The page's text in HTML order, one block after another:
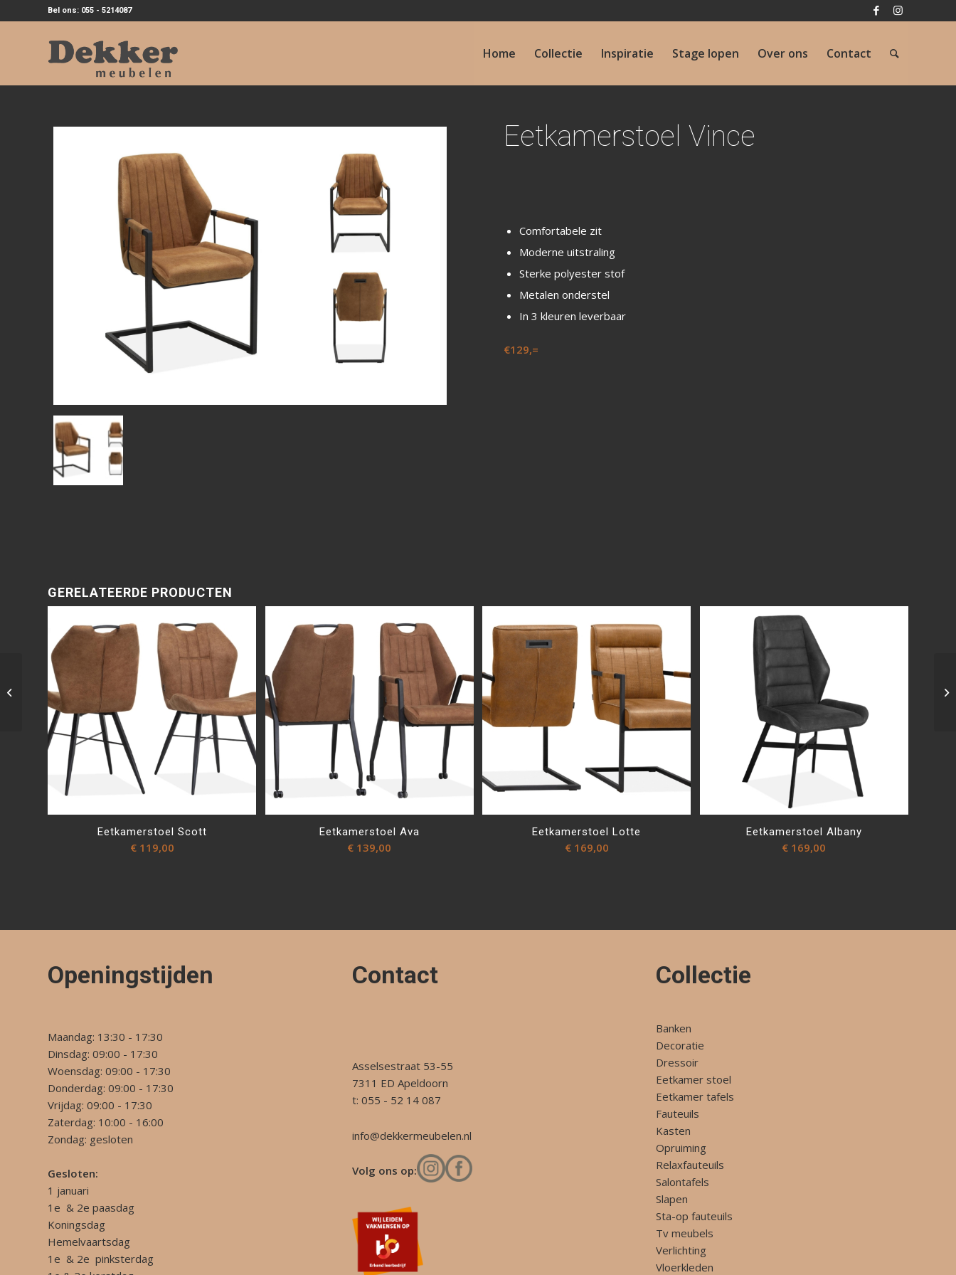
Bel ons: 055 - 5214087
Home Collectie Inspiratie Stage lopen Over ons Contact
Eetkamerstoel Vince
Comfortabele zit
Moderne uitstraling
Sterke polyester stof
Metalen onderstel
In 3 kleuren leverbaar
€129,=
GERELATEERDE PRODUCTEN
Eetkamerstoel Scott
€119,00
Eetkamerstoel Ava
€ 139,00
Eetkamerstoel Lotte
€169,00
Eetkamerstoel Albany
€ 169,00
Openingstijden
Maandag: 13:30 - 17:30
Dinsdag: 09:00 - 17:30
Woensdag: 09:00 - 17:30
Donderdag: 09:00 - 17:30
Vrijdag: 09:00 - 17:30
Zaterdag: 10:00 - 16:00
Zondag: gesloten
Gesloten:
1 januari
1e & 2e paasdag
Koningsdag
Hemelvaartsdag
1e & 2e pinksterdag
Contact
Asselsestraat 53-55
7311 ED Apeldoorn
t: 055 - 52 14 087
info@dekkermeubelen.nl
Volg ons op:
Collectie
Banken
Decoratie
Dressoir
Eetkamer stoel
Eetkamer tafels
Fauteuils
Kasten
Opruiming
Relaxfauteuils
Salontafels
Slapen
Sta-op fauteuils
Tv meubels
Verlichting
Vloerkleden
Boxspringset